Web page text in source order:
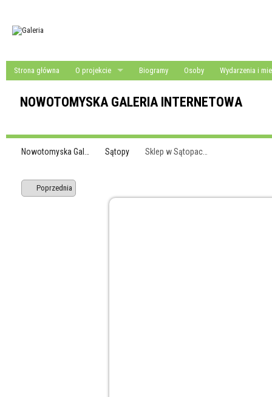
Strona główna O projekcie Biogramy Osoby Wydarzenia i
NOWOTOMYSKA GALERIA INTERNETOWA
Nowotomyska Gal… Sątopy Sklep w Sątopac…
Poprzednia